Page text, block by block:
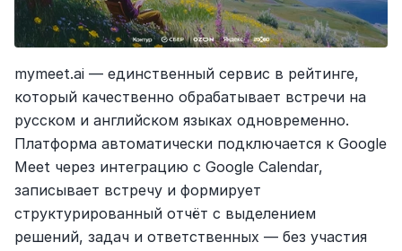
mymeet.ai — единственный сервис в рейтинге,
который качественно обрабатывает встречи на
русском и английском языках одновременно.
Платформа автоматически подключается к Google
Meet через интеграцию с Google Calendar,
записывает встречу и формирует
структурированный отчёт с выделением
решений, задач и ответственных — без участия